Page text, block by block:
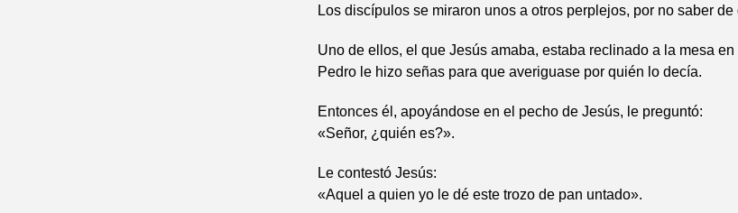
Los discípulos se miraron unos a otros perplejos, por no saber
Uno de ellos, el que Jesús amaba, estaba reclinado a la mesa
Pedro le hizo señas para que averiguase por quién lo decía.
Entonces él, apoyándose en el pecho de Jesús, le preguntó:
«Señor, ¿quién es?».
Le contestó Jesús:
«Aquel a quien yo le dé este trozo de pan untado».